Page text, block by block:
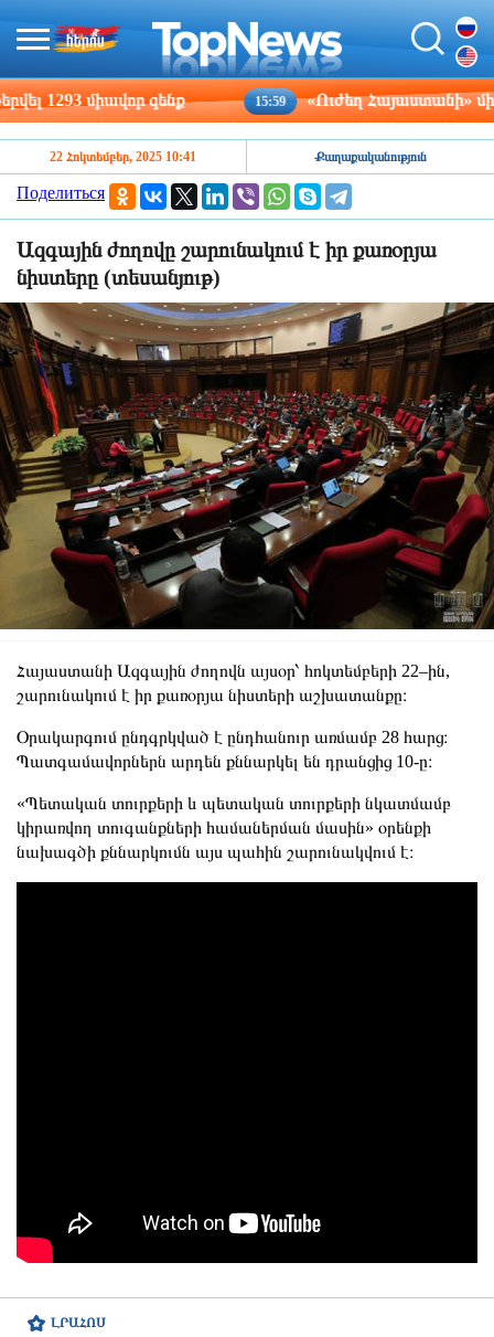
1293 միավոր զենք 15:59 «Ուժեղ Հայաստանի» մի
ԼՐԱՀՈՍ
22 Հոկտեմբեր, 2025 10:41 Քաղաքականություն
Поделиться
Ազգային ժողովը շարունակում է իր քառօրյա
նիստերը (տեսանյութ)
Հայաստանի Ազգային ժողովն այսօր՝ հոկտեմբերի 22–ին,
շարունակում է իր քառօրյա նիստերի աշխատանքը։
Օրակարգում ընդգրկված է ընդհանուր առմամբ 28 հարց։
Պատգամավորներն արդեն քննարկել են դրանցից 10-ը։
«Պետական ​​տուրքերի և պետական ​​տուրքերի նկատմամբ
կիրառվող տուգանքների համաներման մասին» օրենքի
նախագծի քննարկումն այս պահին շարունակվում է։